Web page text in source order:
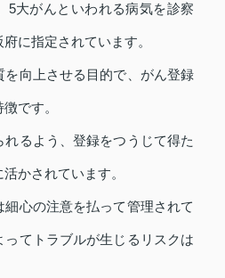
5大がんといわれる病気を診察
に指定されています。
を向上させる目的で、がん登録
です。
るよう、登録をつうじて得た
かされています。
心の注意を払って管理されて
てトラブルが生じるリスクは